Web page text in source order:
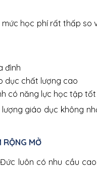
học phí rất thấp so
đình
dục chất lượng cao
có năng lực học tập tốt
giáo dục không
RỘNG MỞ
luôn có nhu cầu